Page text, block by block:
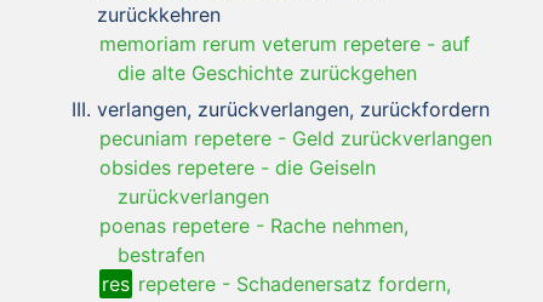
zurückkehren
memoriam rerum veterum repetere - auf
die alte Geschichte zurückgehen
verlangen, zurückverlangen, zurückfordern
pecuniam repetere - Geld zurückverlangen
obsides repetere - die Geiseln
zurückverlangen
poenas repetere - Rache nehmen,
bestrafen
res repetere - Schadenersatz fordern,